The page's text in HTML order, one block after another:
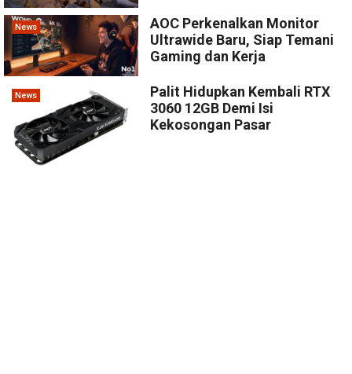
News
AOC Perkenalkan Monitor
Ultrawide Baru, Siap Temani
Gaming dan Kerja
News
Palit Hidupkan Kembali RTX
3060 12GB Demi Isi
Kekosongan Pasar